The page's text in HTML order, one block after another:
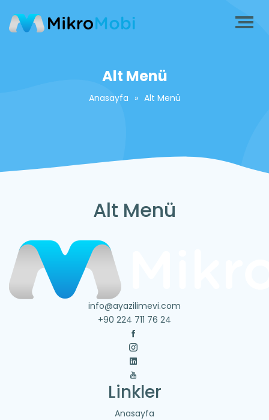
Alt Menü
Anasayfa » Alt Menü
Alt Menü
info@ayazilimevi.com
+90 224 711 76 24
Linkler
Anasayfa